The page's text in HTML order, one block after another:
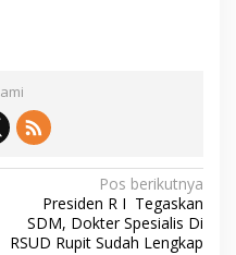
Pos berikutnya
Presiden R I Tegaskan
SDM, Dokter Spesialis Di
RSUD Rupit Sudah Lengkap